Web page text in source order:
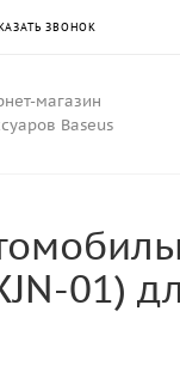
ЗВОНОК
магазин
Baseus
01)